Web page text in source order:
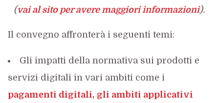
(vai al sito per avere maggiori informazioni).
Il convegno affronterà i seguenti temi:
Gli impatti della normativa sui prodotti e
servizi digitali in vari ambiti come i
pagamenti digitali, gli ambiti applicativi